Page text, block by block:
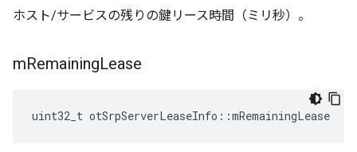
ホスト/サービスの残りの鍵リース時間（ミリ秒）。
mRemainingLease
uint32_t otSrpServerLeaseInfo ::mRemainingLease